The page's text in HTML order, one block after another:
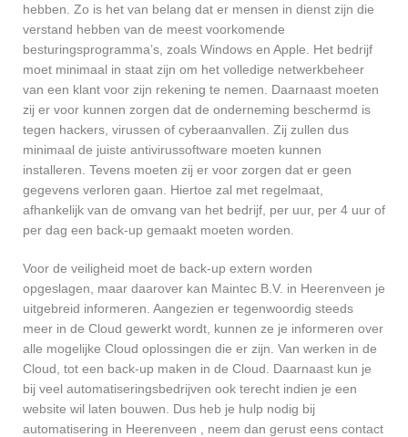
hebben. Zo is het van belang dat er mensen in dienst zijn die
verstand hebben van de meest voorkomende
besturingsprogramma’s, zoals Windows en Apple. Het bedrijf
moet minimaal in staat zijn om het volledige netwerkbeheer
van een klant voor zijn rekening te nemen. Daarnaast moeten
zij er voor kunnen zorgen dat de onderneming beschermd is
tegen hackers, virussen of cyberaanvallen. Zij zullen dus
minimaal de juiste antivirussoftware moeten kunnen
installeren. Tevens moeten zij er voor zorgen dat er geen
gegevens verloren gaan. Hiertoe zal met regelmaat,
afhankelijk van de omvang van het bedrijf, per uur, per 4 uur of
per dag een back-up gemaakt moeten worden.
Voor de veiligheid moet de back-up extern worden
opgeslagen, maar daarover kan Maintec B.V. in Heerenveen je
uitgebreid informeren. Aangezien er tegenwoordig steeds
meer in de Cloud gewerkt wordt, kunnen ze je informeren over
alle mogelijke Cloud oplossingen die er zijn. Van werken in de
Cloud, tot een back-up maken in de Cloud. Daarnaast kun je
bij veel automatiseringsbedrijven ook terecht indien je een
website wil laten bouwen. Dus heb je hulp nodig bij
automatisering in Heerenveen , neem dan gerust eens contact